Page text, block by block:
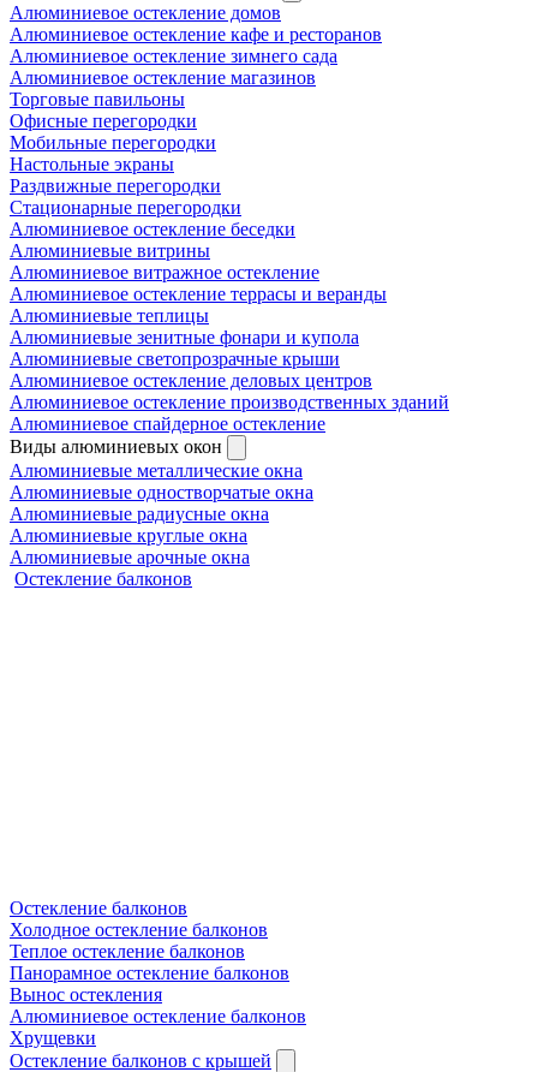
Алюминиевое остекление домов
Алюминиевое остекление кафе и ресторанов
Алюминиевое остекление зимнего сада
Алюминиевое остекление магазинов
Торговые павильоны
Офисные перегородки
Мобильные перегородки
Настольные экраны
Раздвижные перегородки
Стационарные перегородки
Алюминиевое остекление беседки
Алюминиевые витрины
Алюминиевое витражное остекление
Алюминиевое остекление террасы и веранды
Алюминиевые теплицы
Алюминиевые зенитные фонари и купола
Алюминиевые светопрозрачные крыши
Алюминиевое остекление деловых центров
Алюминиевое остекление производственных зданий
Алюминиевое спайдерное остекление
Виды алюминиевых окон
Алюминиевые металлические окна
Алюминиевые одностворчатые окна
Алюминиевые радиусные окна
Алюминиевые круглые окна
Алюминиевые арочные окна
Остекление балконов
Остекление балконов
Холодное остекление балконов
Теплое остекление балконов
Панорамное остекление балконов
Вынос остекления
Алюминиевое остекление балконов
Хрущевки
Остекление балконов с крышей